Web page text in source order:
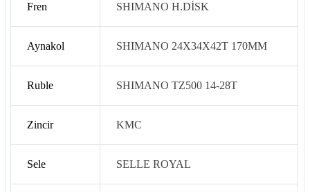
Fren SHIMANO H.DİSK
Aynakol SHIMANO 24X34X42T 170MM
Ruble SHIMANO TZ500 14-28T
Zincir KMC
Sele SELLE ROYAL